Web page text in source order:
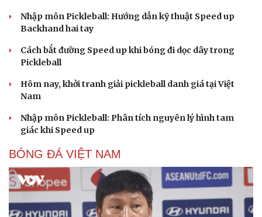
Nhập môn Pickleball: Hướng dẫn kỹ thuật Speed up
Backhand hai tay
Cách bắt đường Speed up khi bóng đi dọc dây trong
Pickleball
Hôm nay, khởi tranh giải pickleball danh giá tại Việt
Nam
Nhập môn Pickleball: Phân tích nguyên lý hình tam
giác khi Speed up
BÓNG ĐÁ VIỆT NAM